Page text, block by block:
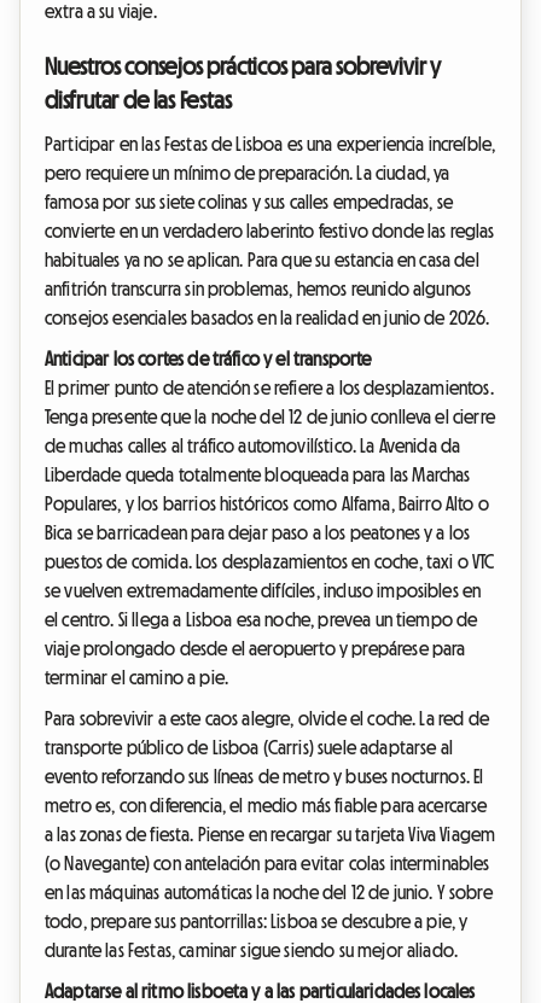
extra a su viaje.
Nuestros consejos prácticos para sobrevivir y
disfrutar de las Festas
Participar en las Festas de Lisboa es una experiencia increíble,
pero requiere un mínimo de preparación. La ciudad, ya
famosa por sus siete colinas y sus calles empedradas, se
convierte en un verdadero laberinto festivo donde las reglas
habituales ya no se aplican. Para que su estancia en casa del
anfitrión transcurra sin problemas, hemos reunido algunos
consejos esenciales basados en la realidad en junio de 2026.
Anticipar los cortes de tráfico y el transporte
El primer punto de atención se refiere a los desplazamientos.
Tenga presente que la noche del 12 de junio conlleva el cierre
de muchas calles al tráfico automovilístico. La Avenida da
Liberdade queda totalmente bloqueada para las Marchas
Populares, y los barrios históricos como Alfama, Bairro Alto o
Bica se barricadean para dejar paso a los peatones y a los
puestos de comida. Los desplazamientos en coche, taxi o VTC
se vuelven extremadamente difíciles, incluso imposibles en
el centro. Si llega a Lisboa esa noche, prevea un tiempo de
viaje prolongado desde el aeropuerto y prepárese para
terminar el camino a pie.
Para sobrevivir a este caos alegre, olvide el coche. La red de
transporte público de Lisboa (Carris) suele adaptarse al
evento reforzando sus líneas de metro y buses nocturnos. El
metro es, con diferencia, el medio más fiable para acercarse
a las zonas de fiesta. Piense en recargar su tarjeta Viva Viagem
(o Navegante) con antelación para evitar colas interminables
en las máquinas automáticas la noche del 12 de junio. Y sobre
todo, prepare sus pantorrillas: Lisboa se descubre a pie, y
durante las Festas, caminar sigue siendo su mejor aliado.
Adaptarse al ritmo lisboeta y a las particularidades locales